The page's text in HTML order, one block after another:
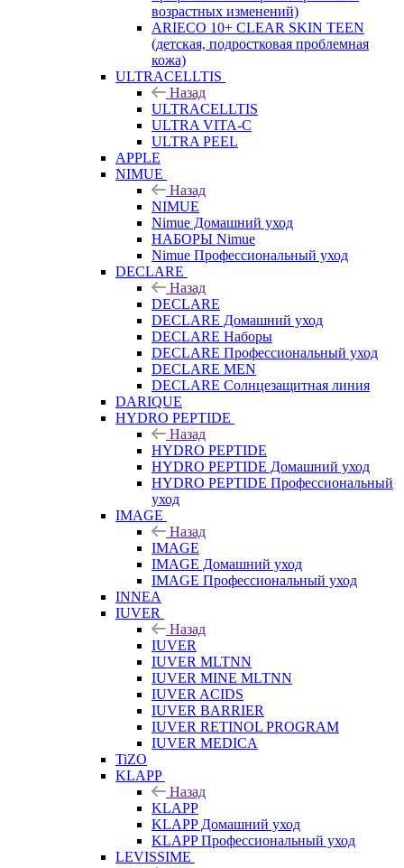
возрастных изменений)
ARIECO 10+ CLEAR SKIN TEEN
(детская, подростковая проблемная
кожа)
ULTRACELLTIS
Назад
ULTRACELLTIS
ULTRA VITA-C
ULTRA PEEL
APPLE
NIMUE
Назад
NIMUE
Nimue Домашний уход
НАБОРЫ Nimue
Nimue Профессиональный уход
DECLARE
Назад
DECLARE
DECLARE Домашний уход
DECLARE Наборы
DECLARE Профессиональный уход
DECLARE MEN
DECLARE Солнцезащитная линия
DARIQUE
HYDRO PEPTIDE
Назад
HYDRO PEPTIDE
HYDRO PEPTIDE Домашний уход
HYDRO PEPTIDE Профессиональный
уход
IMAGE
Назад
IMAGE
IMAGE Домашний уход
IMAGE Профессиональный уход
INNEA
IUVER
Назад
IUVER
IUVER MLTNN
IUVER MINE MLTNN
IUVER ACIDS
IUVER BARRIER
IUVER RETINOL PROGRAM
IUVER MEDICA
TiZO
KLAPP
Назад
KLAPP
KLAPP Домашний уход
KLAPP Профессиональный уход
LEVISSIME